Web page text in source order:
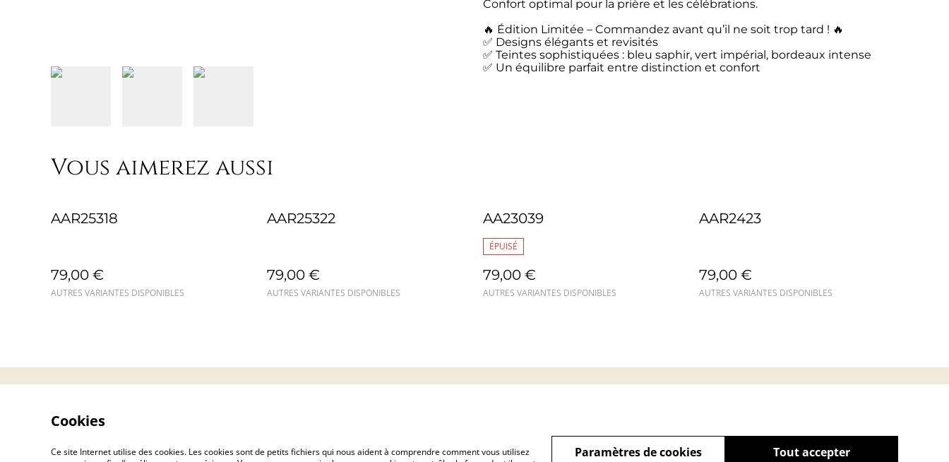
Confort optimal pour la prière et les célébrations.
🔥 Édition Limitée – Commandez avant qu’il ne soit trop tard ! 🔥
✅ Designs élégants et revisités
✅ Teintes sophistiquées : bleu saphir, vert impérial, bordeaux intense
✅ Un équilibre parfait entre distinction et confort
Vous aimerez aussi
AAR25318
79,00 €
AUTRES VARIANTES DISPONIBLES
AAR25322
79,00 €
AUTRES VARIANTES DISPONIBLES
AA23039
ÉPUISÉ
79,00 €
AUTRES VARIANTES DISPONIBLES
AAR2423
79,00 €
AUTRES VARIANTES DISPONIBLES
Cookies
Ce site Internet utilise des cookies. Les cookies sont de petits fichiers qui nous aident à comprendre comment vous utilisez
Tout accepter
Paramètres de cookies